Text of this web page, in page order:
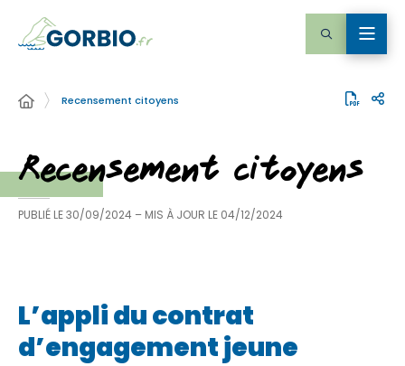
Recensement citoyens
Recensement citoyens
PUBLIÉ LE30/09/2024 – MIS À JOUR LE 04/12/2024
L’appli du contrat
d’engagement jeune